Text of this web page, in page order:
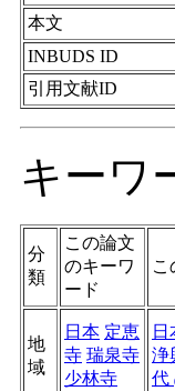
本文
INBUDS ID
引用文献ID
キーワ
分
類
この論文
のキーワ
ード
こ
地
域
日本 定恵
寺 瑞泉寺
少林寺
日
浄
代